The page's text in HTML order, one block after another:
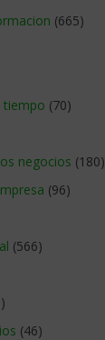
(665)
tiempo (70)
negocios (180)
(96)
(566)
(46)